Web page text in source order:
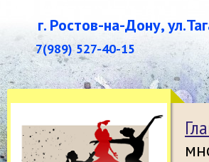
г. Ростов-на-Дону,
7(989) 527-40-15